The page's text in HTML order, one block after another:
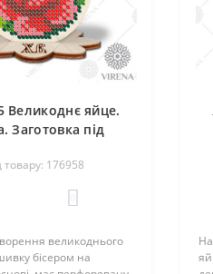
Великоднє яйце.
Заготовка під
товару: 176958
великоднього
бісером на